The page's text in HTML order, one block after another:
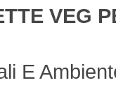
VEG
E